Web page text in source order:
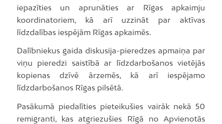
iepazīties un aprunāties ar Rīgas apkaimju
koordinatoriem, kā arī uzzināt par aktīvas
līdzdalības iespējām Rīgas apkaimēs.
Dalībniekus gaida diskusija-pieredzes apmaiņa par
viņu pieredzi saistībā ar līdzdarbošanos vietējās
kopienas dzīvē ārzemēs, kā arī iespējamo
līdzdarbošanos Rīgas pilsētā.
Pasākumā piedalīties pieteikušies vairāk nekā 50
remigranti, kas atgriezušies Rīgā no Apvienotās